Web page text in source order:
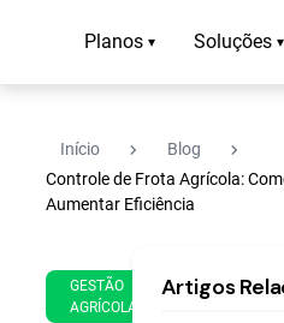
Planos ▾ Soluções ▾
Início navigate_next Blog navigate_next
Controle de Frota Agrícola:
Aumentar Eficiência
GESTÃO
AGRÍCOLA
Mar
min
Artigos